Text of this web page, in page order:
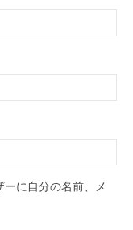
に自分の名前、メ